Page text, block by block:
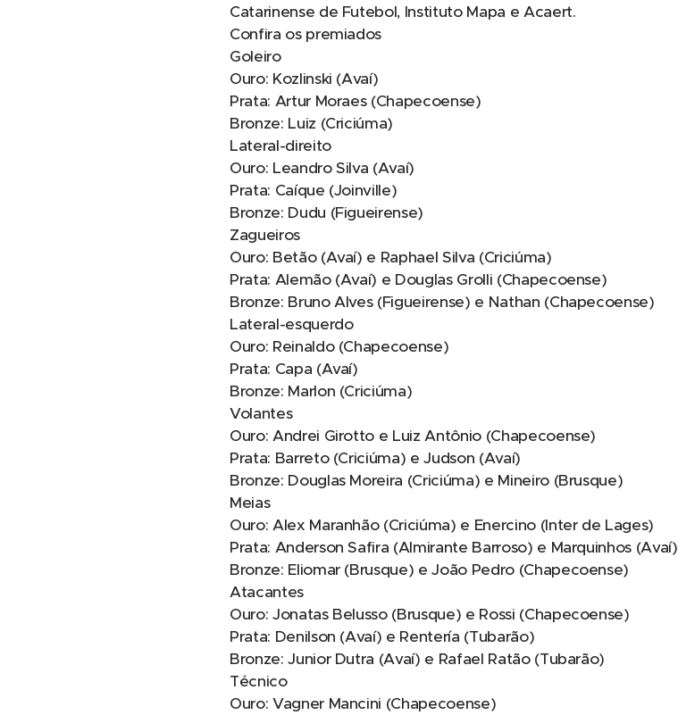
Catarinense de Futebol, Instituto Mapa e Acaert.
Confira os premiados
Goleiro
Ouro: Kozlinski (Avaí)
Prata: Artur Moraes (Chapecoense)
Bronze: Luiz (Criciúma)
Lateral-direito
Ouro: Leandro Silva (Avaí)
Prata: Caíque (Joinville)
Bronze: Dudu (Figueirense)
Zagueiros
Ouro: Betão (Avaí) e Raphael Silva (Criciúma)
Prata: Alemão (Avaí) e Douglas Grolli (Chapecoense)
Bronze: Bruno Alves (Figueirense) e Nathan (Chapecoense)
Lateral-esquerdo
Ouro: Reinaldo (Chapecoense)
Prata: Capa (Avaí)
Bronze: Marlon (Criciúma)
Volantes
Ouro: Andrei Girotto e Luiz Antônio (Chapecoense)
Prata: Barreto (Criciúma) e Judson (Avaí)
Bronze: Douglas Moreira (Criciúma) e Mineiro (Brusque)
Meias
Ouro: Alex Maranhão (Criciúma) e Enercino (Inter de Lages)
Prata: Anderson Safira (Almirante Barroso) e Marquinhos (Avaí)
Bronze: Eliomar (Brusque) e João Pedro (Chapecoense)
Atacantes
Ouro: Jonatas Belusso (Brusque) e Rossi (Chapecoense)
Prata: Denilson (Avaí) e Rentería (Tubarão)
Bronze: Junior Dutra (Avaí) e Rafael Ratão (Tubarão)
Técnico
Ouro: Vagner Mancini (Chapecoense)